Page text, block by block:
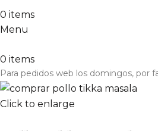
0 items
Menu
0 items
Para pedidos web los domingos, por
Click to enlarge